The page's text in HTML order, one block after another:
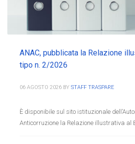
ANAC, pubblicata la Relazione
tipo n. 2/2026
06 AGOSTO 2026 BY STAFF TRASPARE
È disponibile sul sito istituzionale
Anticorruzione la Relazione illustrativa al